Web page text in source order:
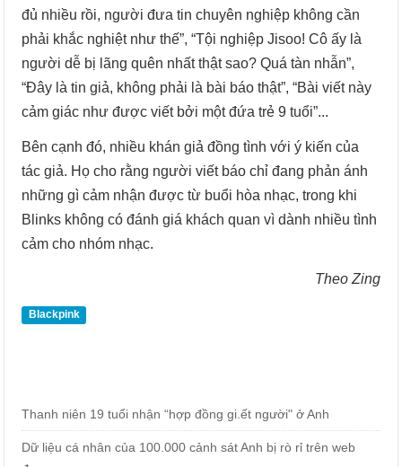
đủ nhiều rồi, người đưa tin chuyên nghiệp không cần
phải khắc nghiệt như thế”, “Tội nghiệp Jisoo! Cô ấy là
người dễ bị lãng quên nhất thật sao? Quá tàn nhẫn”,
“Đây là tin giả, không phải là bài báo thật”, “Bài viết này
cảm giác như được viết bởi một đứa trẻ 9 tuổi”...
Bên cạnh đó, nhiều khán giả đồng tình với ý kiến của
tác giả. Họ cho rằng người viết báo chỉ đang phản ánh
những gì cảm nhận được từ buổi hòa nhạc, trong khi
Blinks không có đánh giá khách quan vì dành nhiều tình
cảm cho nhóm nhạc.
Theo Zing
Blackpink
Thanh niên 19 tuổi nhận “hợp đồng gi.ết người" ở Anh
Dữ liệu cá nhân của 100.000 cảnh sát Anh bị rò rỉ trên web